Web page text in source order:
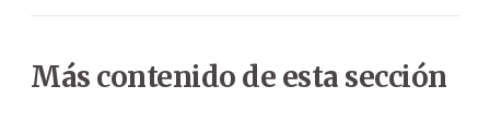
Más contenido de esta sección